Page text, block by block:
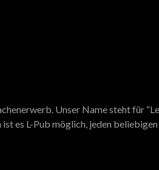
Unser Name steht für
es L-Pub möglich, jeden